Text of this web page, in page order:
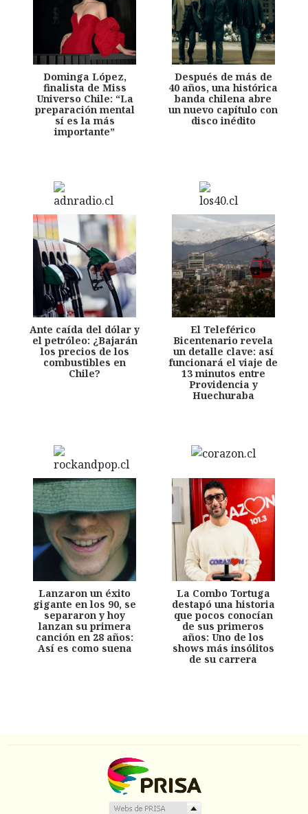
Dominga López,
finalista de Miss
Universo Chile: “La
preparación mental
sí es la más
importante”
Después de más de
40 años, una histórica
banda chilena abre
un nuevo capítulo con
disco inédito
Ante caída del dólar y
el petróleo: ¿Bajarán
los precios de los
combustibles en
Chile?
El Teleférico
Bicentenario revela
un detalle clave: así
funcionará el viaje de
13 minutos entre
Providencia y
Huechuraba
Lanzaron un éxito
gigante en los 90, se
separaron y hoy
lanzan su primera
canción en 28 años:
Así es como suena
La Combo Tortuga
destapó una historia
que pocos conocían
de sus primeros
años: Uno de los
shows más insólitos
de su carrera